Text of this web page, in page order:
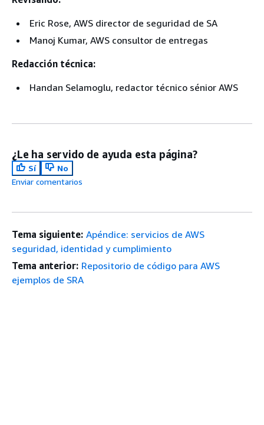
Eric Rose, AWS director de seguridad de SA
Manoj Kumar, AWS consultor de entregas
Redacción técnica:
Handan Selamoglu, redactor técnico sénior AWS
¿Le ha servido de ayuda esta página?
Sí
No
Enviar comentarios
Tema siguiente: Apéndice: servicios de AWS
seguridad, identidad y cumplimiento
Tema anterior: Repositorio de código para AWS
ejemplos de SRA